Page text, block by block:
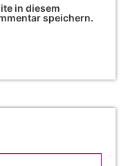
in diesem
speichern.